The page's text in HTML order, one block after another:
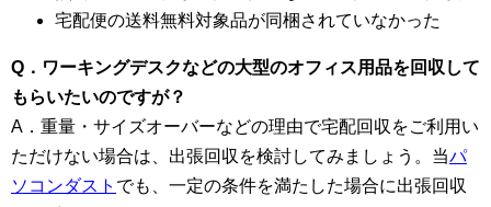
宅配便の送料無料対象品が同梱されていなかった
Q．ワーキングデスクなどの大型のオフィス用品を回収して
もらいたいのですが？
A．重量・サイズオーバーなどの理由で宅配回収をご利用い
ただけない場合は、出張回収を検討してみましょう。当パ
ソコンダスト でも、一定の条件を満たした場合に出張回収